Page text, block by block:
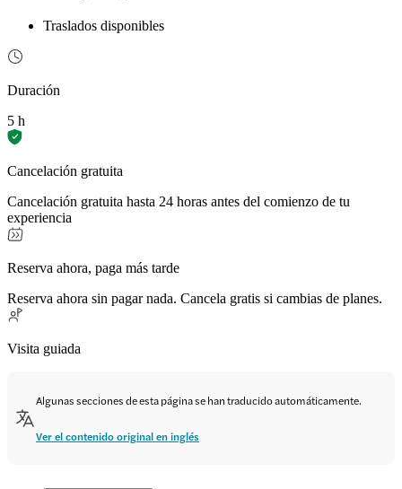
Traslados disponibles
Duración
5 h
Cancelación gratuita
Cancelación gratuita hasta 24 horas antes del comienzo de tu
experiencia
Reserva ahora, paga más tarde
Reserva ahora sin pagar nada. Cancela gratis si cambias de planes.
Visita guiada
Algunas secciones de esta página se han traducido automáticamente.
Ver el contenido original en inglés